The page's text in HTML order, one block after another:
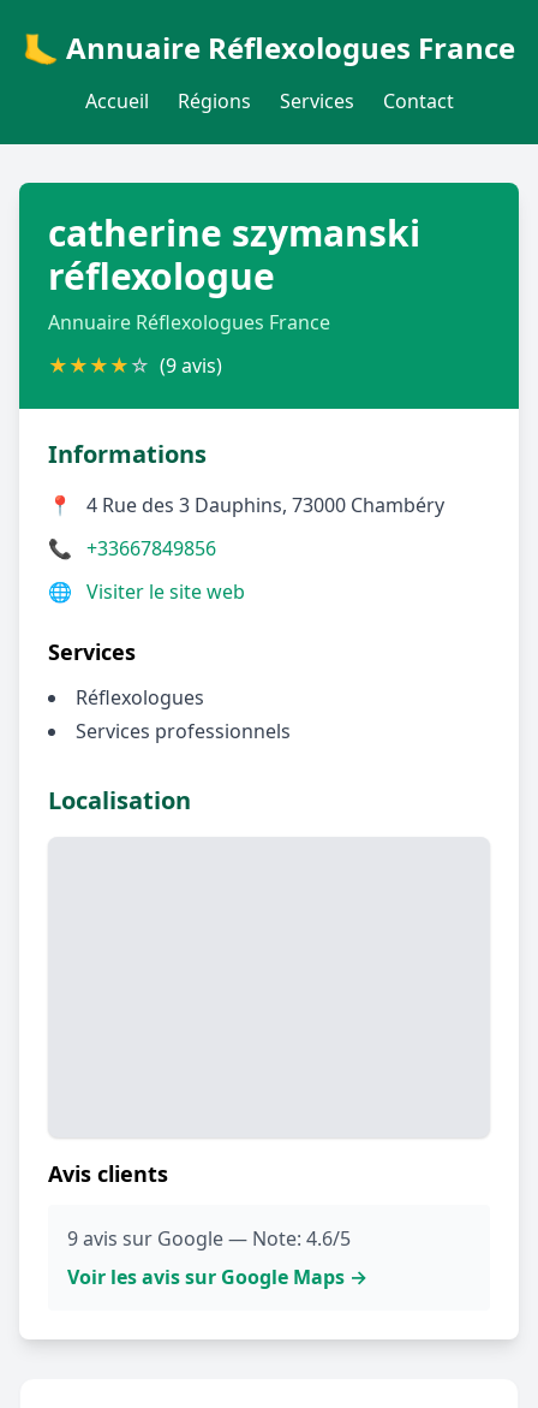
🦶 Annuaire Réflexologues France
Accueil Régions Services Contact
catherine szymanski
réflexologue
Annuaire Réflexologues France
★★★★☆ (9 avis)
Informations
📍
4 Rue des 3 Dauphins, 73000 Chambéry
📞 +33667849856
🌐 Visiter le site web
Services
Réflexologues
Services professionnels
Localisation
Avis clients
9 avis sur Google — Note: 4.6/5
Voir les avis sur Google Maps →